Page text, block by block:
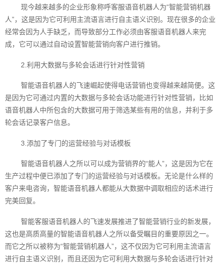
现今越来越多的企业形象称呼客服语音机器人为“智能营销机器
人”，这是因为它可利用主流语言进行自主语义识别。现在很多的企业
经常会因为人手缺乏，而导致部分工作必须由客服语音机器人来完
成，它可以通过自动设置智能营销向客户进行推销。
2.利用大数据与多轮会话进行针对性营销
智能语音机器人的飞速崛起使得电话营销也变得越来越简便。这
是因为它可通过内置的大数据与多轮会话功能进行针对性营销，比如
语音机器人中所包含的大数据可用于筛选某些有用的信息，并利于多
轮会话记录客户信息。
3.添加了专门的运营经验与对话模板
智能语音机器人之所以可以成为营销界的“能人”，这是因为它在
生产过程中便已添加了专门的运营经验与对话模板。无论是什么样的
客户来电咨询，智能语音机器人都能从大数据中调取相应的话术进行
完美回复。
智能客服语音‍机器人的飞速发展推进了智能营销行业的新发展，
这也是高质高量的智能语音机器人之所以备受瞩目的重要原因之一。
而它之所以被称为“智能营销机器人”，这不仅因为它可利用主流语言
进行自主语义识别，而且还因为它可利用大数据与多轮会话进行针对